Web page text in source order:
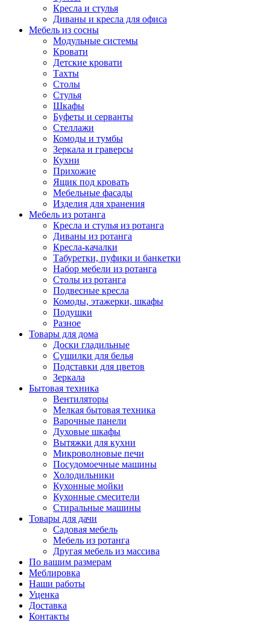
Кресла и стулья
Диваны и кресла для офиса
Мебель из сосны
Модульные системы
Кровати
Детские кровати
Тахты
Столы
Стулья
Шкафы
Буфеты и серванты
Стеллажи
Комоды и тумбы
Зеркала и граверсы
Кухни
Прихожие
Ящик под кровать
Мебельные фасады
Изделия для хранения
Мебель из ротанга
Кресла и стулья из ротанга
Диваны из ротанга
Кресла-качалки
Табуретки, пуфики и банкетки
Набор мебели из ротанга
Столы из ротанга
Подвесные кресла
Комоды, этажерки, шкафы
Подушки
Разное
Товары для дома
Доски гладильные
Сушилки для белья
Подставки для цветов
Зеркала
Бытовая техника
Вентиляторы
Мелкая бытовая техника
Варочные панели
Духовые шкафы
Вытяжки для кухни
Микроволновые печи
Посудомоечные машины
Холодильники
Кухонные мойки
Кухонные смесители
Стиральные машины
Товары для дачи
Садовая мебель
Мебель из ротанга
Другая мебель из массива
По вашим размерам
Меблировка
Наши работы
Уценка
Доставка
Контакты